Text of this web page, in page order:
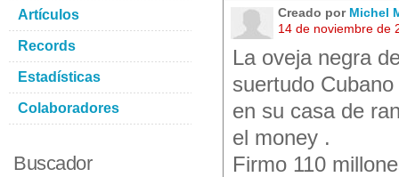
Creado por Michel
14 de noviembre de
La oveja negra
suertudo
en su casa de
el money .
Firmo 110
Artículos
Records
Estadísticas
Colaboradores
Buscador